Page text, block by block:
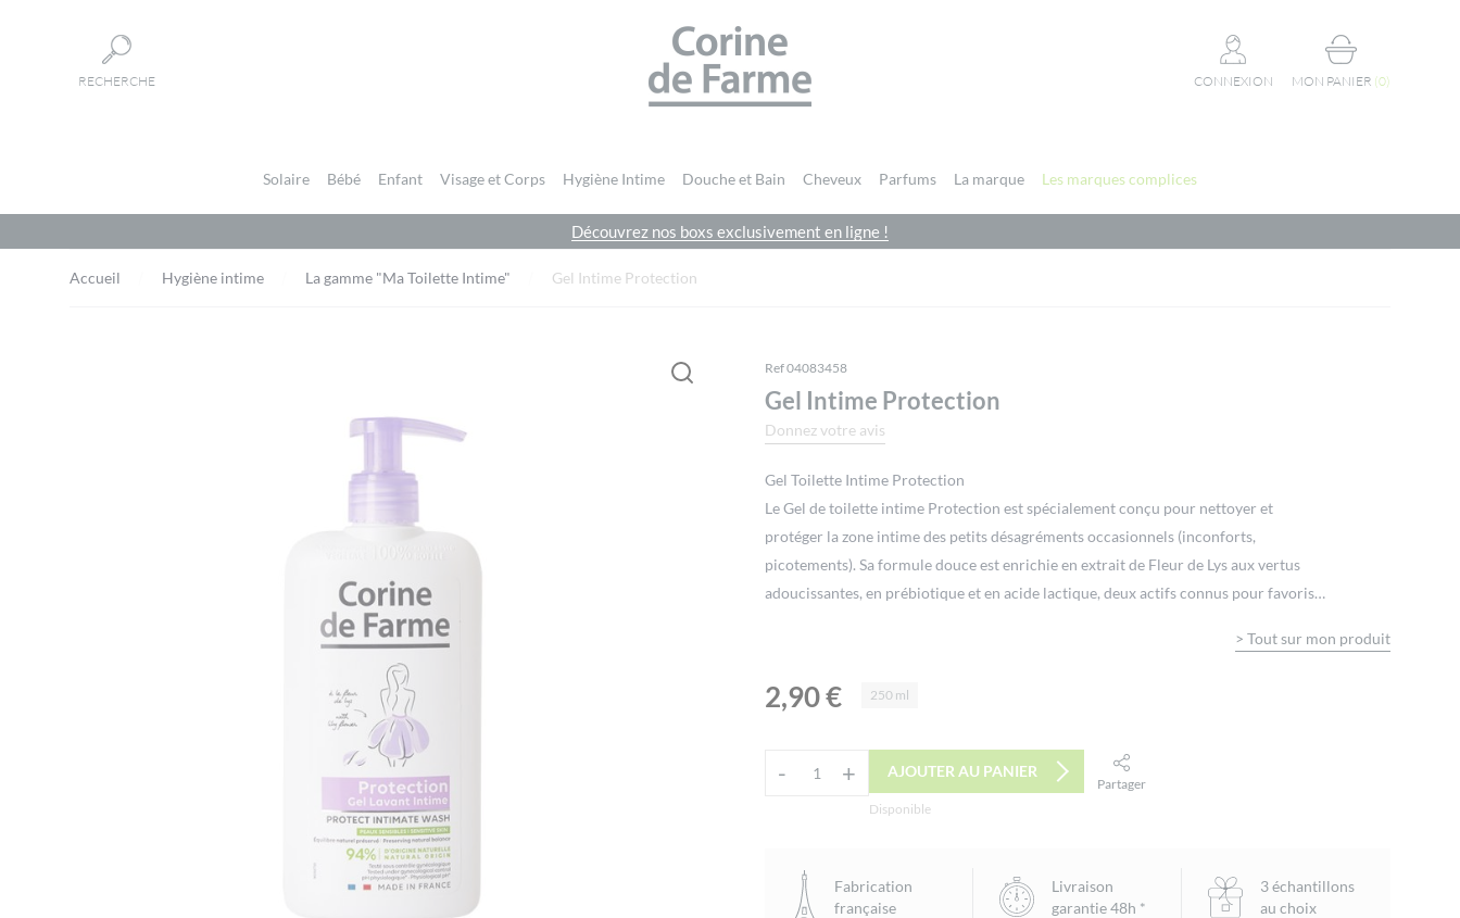
RECHERCHE
CORINE DE FARME SITE OFFICIEL
CONNEXION MON PANIER (0)
Solaire Bébé Enfant Visage et Corps Hygiène Intime Douche et Bain Cheveux Parfums La marque Les marques complices
Découvrez nos boxs exclusivement en ligne !
Accueil Hygiène intime La gamme "Ma Toilette Intime" Gel Intime Protection
Ref 04083458
Gel Intime Protection
Donnez votre avis
Gel Toilette Intime Protection
Le Gel de toilette intime Protection est spécialement conçu pour nettoyer et
protéger la zone intime des petits désagréments occasionnels (inconforts,
picotements). Sa formule douce est enrichie en extrait de Fleur de Lys aux vertus
adoucissantes, en prébiotique et en acide lactique, deux actifs connus pour favoriser
> Tout sur mon produit
2,90€ 250 ml
quantité
Protection
- + AJOUTER AU PANIER
Disponible
Partager
Fabrication
française
Livraison
garantie 48h *
3 échantillons
au choix